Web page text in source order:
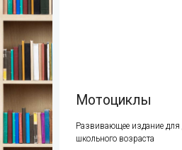
Мотоциклы
Развивающее издание для
школьного возраста